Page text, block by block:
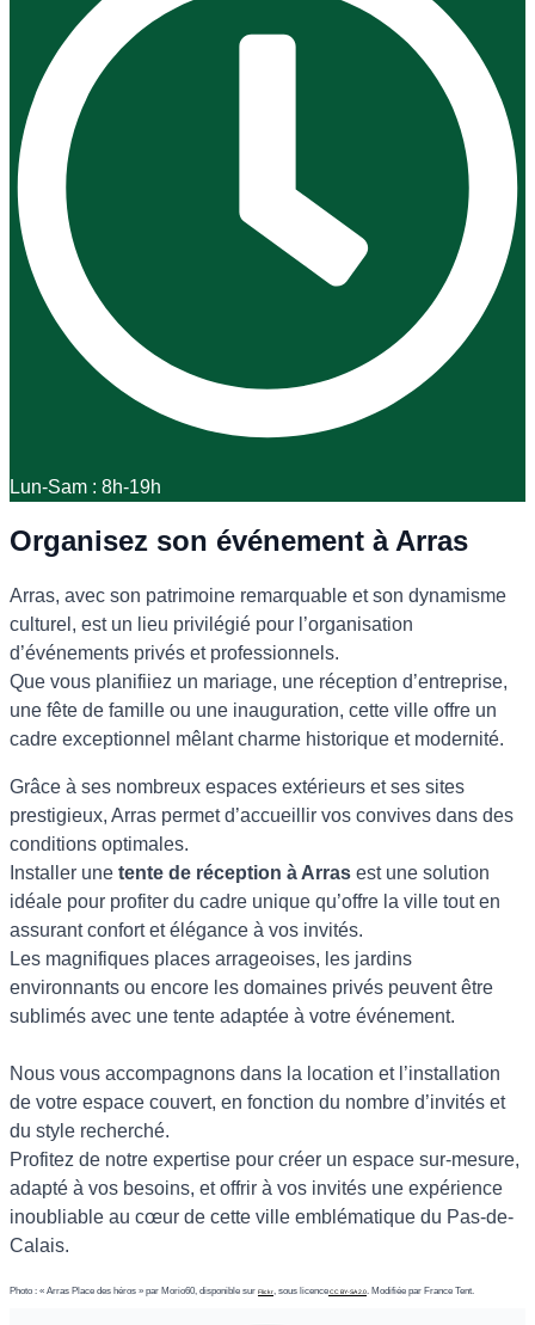
Lun-Sam : 8h-19h
Organisez son événement à Arras
Arras, avec son patrimoine remarquable et son dynamisme
culturel, est un lieu privilégié pour l’organisation
d’événements privés et professionnels.
Que vous planifiiez un mariage, une réception d’entreprise,
une fête de famille ou une inauguration, cette ville offre un
cadre exceptionnel mêlant charme historique et modernité.
Grâce à ses nombreux espaces extérieurs et ses sites
prestigieux, Arras permet d’accueillir vos convives dans des
conditions optimales.
Installer une tente de réception à Arras est une solution
idéale pour profiter du cadre unique qu’offre la ville tout en
assurant confort et élégance à vos invités.
Les magnifiques places arrageoises, les jardins
environnants ou encore les domaines privés peuvent être
sublimés avec une tente adaptée à votre événement.
Nous vous accompagnons dans la location et l’installation
de votre espace couvert, en fonction du nombre d’invités et
du style recherché.
Profitez de notre expertise pour créer un espace sur-mesure,
adapté à vos besoins, et offrir à vos invités une expérience
inoubliable au cœur de cette ville emblématique du Pas-de-
Calais.
Photo : « Arras Place des héros » par Morio60, disponible sur Flickr, sous licenceCC BY-SA 2.0. Modifiée par France Tent.